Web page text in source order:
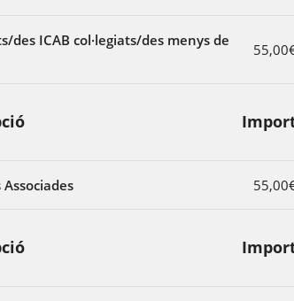
des ICAB col·legiats/des menys de
Associades